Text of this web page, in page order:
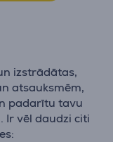
izstrādātas,
atsauksmēm,
padarītu tavu
Ir vēl daudzi citi